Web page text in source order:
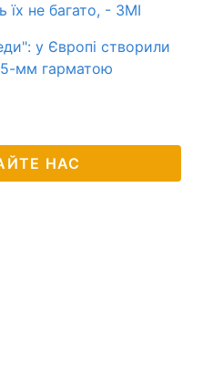
їх не багато, - ЗМІ
у Європі створили
мм гарматою
НАС